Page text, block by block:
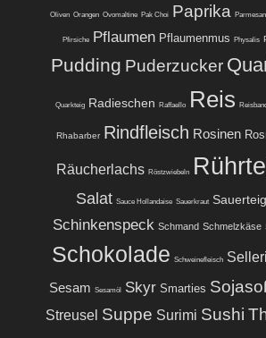
Oliven Orangen Ovomaltine Pak Choi Paprika Parmesan
Pfirsiche Pflaumen Pflaumenmus Physalis
Pudding Puderzucker
Quarkteig Radieschen Raffaello Reis
Rhabarber Rindfleisch Rosinen
Räucherlachs Röstzwiebeln
Salat Sauce Hollandaise Sauerkraut Sauerteig
Schinkenspeck Schmand Schmelzkäse
Schokolade Schweinefleisch
Sesam Sesamöl Skyr Smarties
Streusel Suppe Surimi Sushi